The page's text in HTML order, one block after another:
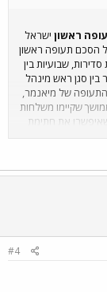
ראשון ישראל
בורמה) חתמו היום (21.1.03) על הסכם תעופה ראשון
שבועיות בין
סגן ראש מינהל
התעופה של מיאנמר,
שקיימו משלחות
את חתימת
לשתי המדינות
המדינות,
הטיסה של
בשיחות
גם נציגים של
אבנר עובדיה,
#4